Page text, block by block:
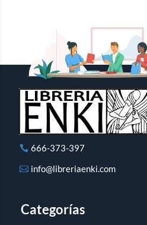
666-373-397
info@libreriaenki.com
Categorías